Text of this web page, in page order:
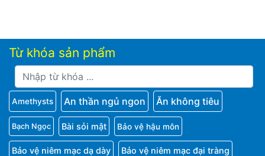
Từ khóa sản phẩm
Amethysts An thần ngủ ngon Ăn không tiêu
Bạch Ngọc Bài sỏi mật Bảo vệ hậu môn
Bảo vệ niêm mạc dạ dày Bảo vệ niêm mạc đại tràng